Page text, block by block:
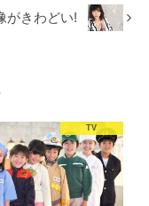
がきわどい!
TV